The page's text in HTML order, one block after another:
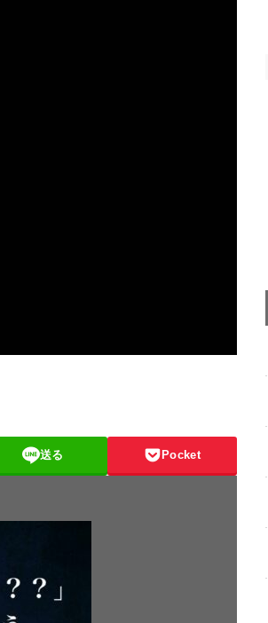
送る Pocket